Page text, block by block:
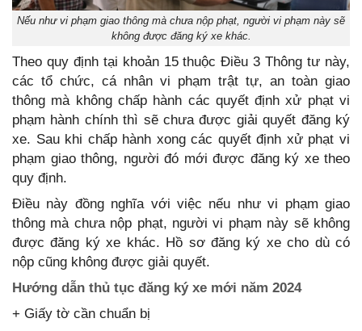
Nếu như vi phạm giao thông mà chưa nộp phạt, người vi phạm này sẽ
không được đăng ký xe khác.
Theo quy định tại khoản 15 thuộc Điều 3 Thông tư này,
các tổ chức, cá nhân vi phạm trật tự, an toàn giao
thông mà không chấp hành các quyết định xử phạt vi
phạm hành chính thì sẽ chưa được giải quyết đăng ký
xe. Sau khi chấp hành xong các quyết định xử phạt vi
phạm giao thông, người đó mới được đăng ký xe theo
quy định.
Điều này đồng nghĩa với việc nếu như vi phạm giao
thông mà chưa nộp phạt, người vi phạm này sẽ không
được đăng ký xe khác. Hồ sơ đăng ký xe cho dù có
nộp cũng không được giải quyết.
Hướng dẫn thủ tục đăng ký xe mới năm 2024
+ Giấy tờ cần chuẩn bị